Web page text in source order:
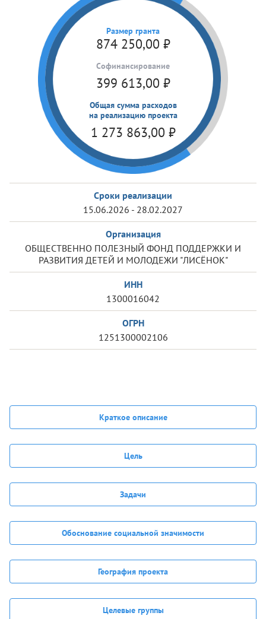
Размер гранта
874 250,00 ₽
Cофинансирование
399 613,00 ₽
Общая сумма расходов
на реализацию проекта
1 273 863,00 ₽
Сроки реализации
15.06.2026 - 28.02.2027
Организация
ОБЩЕСТВЕННО ПОЛЕЗНЫЙ ФОНД ПОДДЕРЖКИ И
РАЗВИТИЯ ДЕТЕЙ И МОЛОДЕЖИ "ЛИСЁНОК"
ИНН
1300016042
ОГРН
1251300002106
Краткое описание
Цель
Задачи
Обоснование социальной значимости
География проекта
Целевые группы